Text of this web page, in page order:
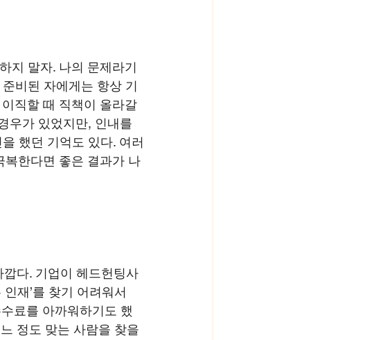
지 말자. 나의 문제라기
비된 자에게는 항상 기
직할 때 직책이 올라갈
우가 있었지만, 인내를
했던 기억도 있다. 여러
복한다면 좋은 결과가 나
깝다. 기업이 헤드헌팅사
재’를 찾기 어려워서
료를 아까워하기도 했
정도 맞는 사람을 찾을